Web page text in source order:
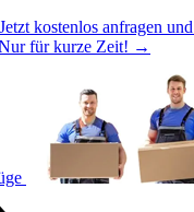
kostenlos anfragen
für kurze Zeit! →